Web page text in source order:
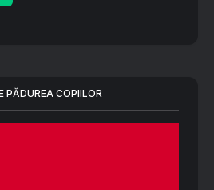
PĂDUREA COPIILOR